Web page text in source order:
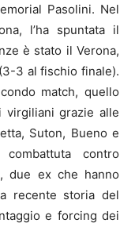
Pasolini. Nel
l’ha spuntata il
è stato il Verona,
3 al fischio finale).
match, quello
grazie alle
Suton, Bueno e
contro
due ex che hanno
recente storia del
e forcing dei